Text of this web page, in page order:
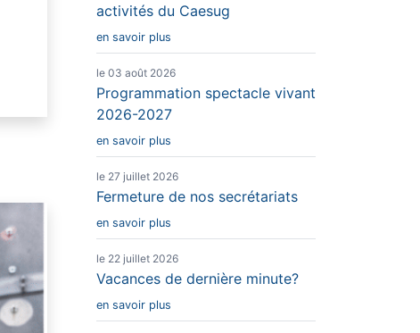
activités du Caesug
en savoir plus
le 03 août 2026
Programmation spectacle vivant
2026-2027
en savoir plus
le 27 juillet 2026
Fermeture de nos secrétariats
en savoir plus
le 22 juillet 2026
Vacances de dernière minute?
en savoir plus